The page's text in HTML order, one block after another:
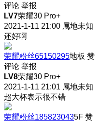
评论 举报
LV7荣耀30 Pro+
2021-1-11 21:00 属地未知
还好啊
荣耀粉丝65150295地板 赞
评论 举报
LV8荣耀30 Pro+
2021-1-11 21:01 属地未知
超大杯表示很不错
荣耀粉丝1858230435F 赞